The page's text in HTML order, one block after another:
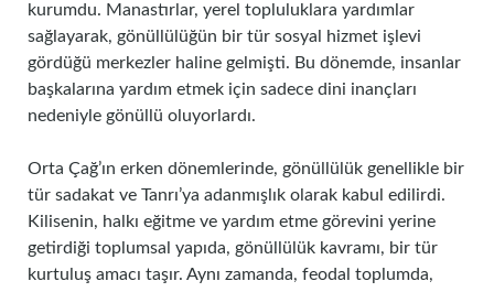
kurumdu. Manastırlar, yerel topluluklara yardımlar
sağlayarak, gönüllülüğün bir tür sosyal hizmet işlevi
gördüğü merkezler haline gelmişti. Bu dönemde, insanlar
başkalarına yardım etmek için sadece dini inançları
nedeniyle gönüllü oluyorlardı.
Orta Çağ’ın erken dönemlerinde, gönüllülük genellikle bir
tür sadakat ve Tanrı’ya adanmışlık olarak kabul edilirdi.
Kilisenin, halkı eğitme ve yardım etme görevini yerine
getirdiği toplumsal yapıda, gönüllülük kavramı, bir tür
kurtuluş amacı taşır. Aynı zamanda, feodal toplumda,